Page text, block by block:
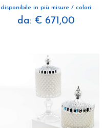
disponibile in più misure / colori
da: € 671,00